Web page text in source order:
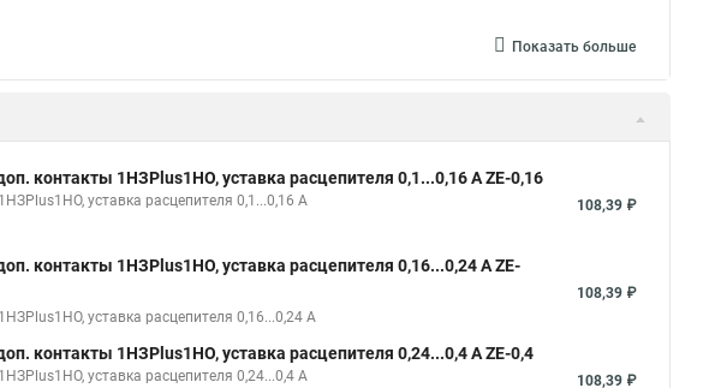
Показать больше
контакты 1НЗPlus1НО, уставка расцепителя 0,1...0,16 А ZE-0,16
уставка расцепителя 0,1...0,16 А 108,39 ₽
контакты 1НЗPlus1НО, уставка расцепителя 0,16...0,24 А ZE-
уставка расцепителя 0,16...0,24 А
108,39 ₽
контакты 1НЗPlus1НО, уставка расцепителя 0,24...0,4 А ZE-0,4
уставка расцепителя 0,24...0,4 А 108,39 ₽